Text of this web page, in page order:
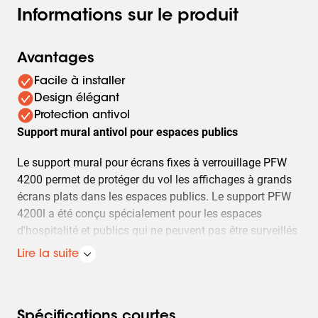
Informations sur le produit
Avantages
Facile à installer
Design élégant
Protection antivol
Support mural antivol pour espaces publics
Le support mural pour écrans fixes à verrouillage PFW
4200 permet de protéger du vol les affichages à grands
écrans plats dans les espaces publics. Le support PFW
4200l a été conçu spécialement pour les espaces
d'hospitalité et publics qui ne peuvent pas être surveillés
continuellement. Le mécanisme de verrouillage
Lire la suite